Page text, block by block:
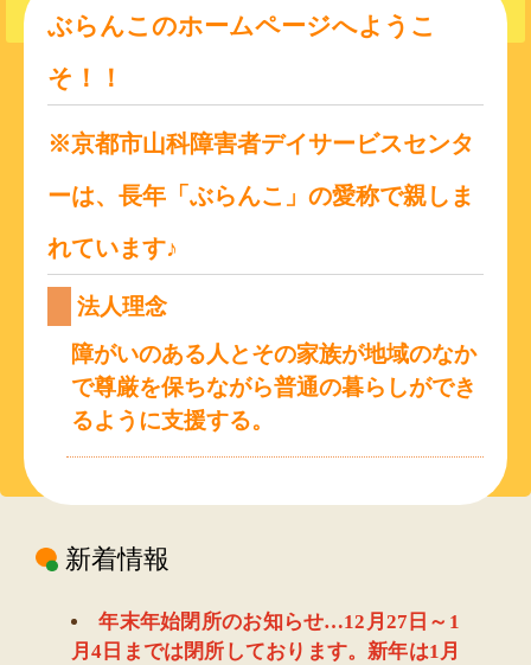
トップページ
事業について
プログラム
あんずルーム
ご利用案内
アクセス
リンク
ぶらんこのホームページへようこ
そ！！
※京都市山科障害者デイサービスセンタ
ーは、長年「ぶらんこ」の愛称で親しま
れています♪
法人理念
障がいのある人とその家族が地域のなか
で尊厳を保ちながら普通の暮らしができ
るように支援する。
新着情報
年末年始閉所のお知らせ…12月27日～1
月4日までは閉所しております。新年は1月